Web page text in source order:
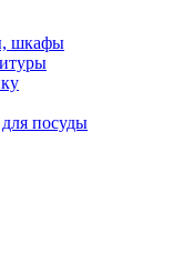
шкафы
посуды